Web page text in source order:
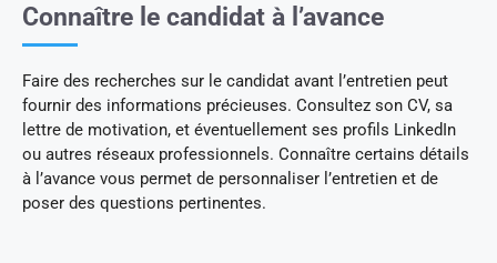
Connaître le candidat à l’avance
Faire des recherches sur le candidat avant l’entretien peut
fournir des informations précieuses. Consultez son CV, sa
lettre de motivation, et éventuellement ses profils LinkedIn
ou autres réseaux professionnels. Connaître certains détails
à l’avance vous permet de personnaliser l’entretien et de
poser des questions pertinentes.